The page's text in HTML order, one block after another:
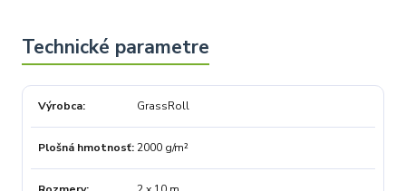
Výrobca GrassRoll
Plošná hmotnosť 2000 g/m²